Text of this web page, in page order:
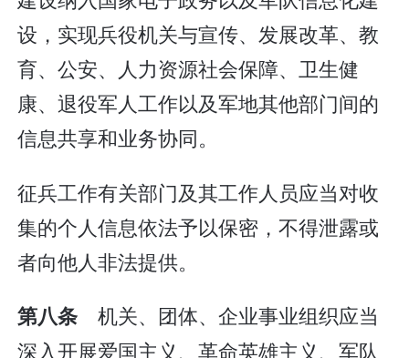
设，实现兵役机关与宣传、发展改革、教
育、公安、人力资源社会保障、卫生健
康、退役军人工作以及军地其他部门间的
信息共享和业务协同。
征兵工作有关部门及其工作人员应当对收
集的个人信息依法予以保密，不得泄露或
者向他人非法提供。
第八条 机关、团体、企业事业组织应当
深入开展爱国主义、革命英雄主义、军队